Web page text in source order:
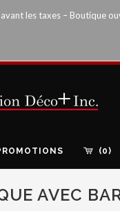
les taxes – Boutique
(0)
AVEC